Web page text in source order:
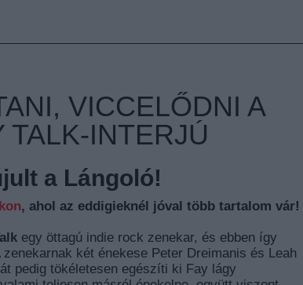
VICCELŐDNI A
TALK-INTERJÚ
a Lángoló!
, ahol az eddigieknél jóval több tartalom vár!
egy öttagú indie rock zenekar, és ebben így
két énekese Peter Dreimanis és Leah
pedig tökéletesen egészíti ki Fay lágy